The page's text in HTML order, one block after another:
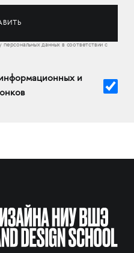
персональных данных в соответствии с
и